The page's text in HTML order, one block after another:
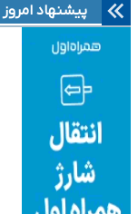
پیشنهاد امروز